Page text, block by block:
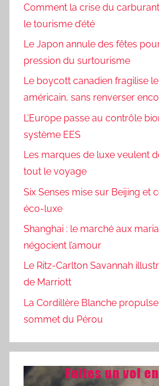
Comment la crise du
le tourisme d’été
Le Japon annule des fêtes
pression du surtourisme
Le boycott canadien fragilise
américain, sans renverser
L’Europe passe au contrôle
système EES
Les marques de luxe veulent
tout le voyage
Six Senses mise sur Beijing et
éco-luxe
Shanghai : le marché aux
négocient l’amour
Le Ritz-Carlton Savannah
de Marriott
La Cordillère Blanche
sommet du Pérou